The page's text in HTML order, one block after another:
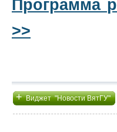
Программа
>>
+Виджет "Новости ВятГУ"